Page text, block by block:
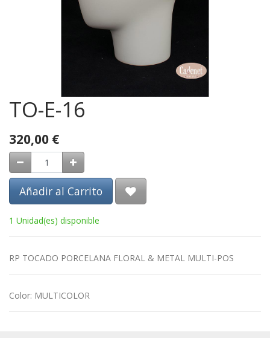
TO-E-16
320,00 €
Añadir al Carrito
1 Unidad(es) disponible
RP TOCADO PORCELANA FLORAL & METAL MULTI-POS
Color: MULTICOLOR